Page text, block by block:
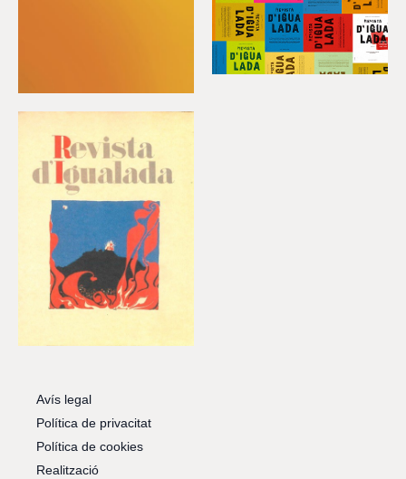
Avís legal
Política de privacitat
Política de cookies
Realització